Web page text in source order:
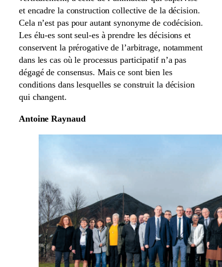
et encadre la construction collective de la décision.
Cela n’est pas pour autant synonyme de codécision.
Les élu-es sont seul-es à prendre les décisions et
conservent la prérogative de l’arbitrage, notamment
dans les cas où le processus participatif n’a pas
dégagé de consensus. Mais ce sont bien les
conditions dans lesquelles se construit la décision
qui changent.
Antoine Raynaud